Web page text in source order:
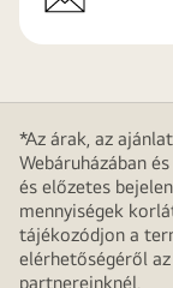
*Az árak, az
Webáruházában
és előzetes
mennyiségek
tájékozódjon a
elérhetőségéről
partnereinknél.